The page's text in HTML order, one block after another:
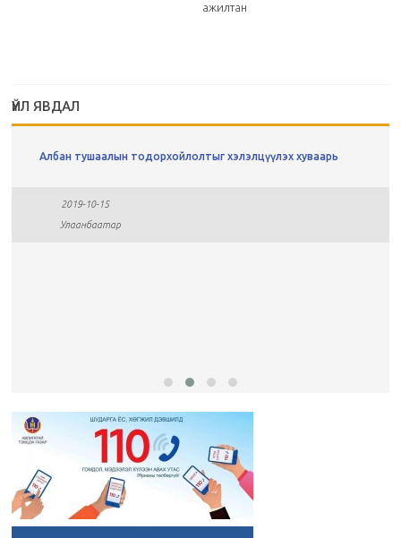
ажилтан
ҮЙЛ ЯВДАЛ
Албан тушаалын тодорхойлолтыг хэлэлцүүлэх хуваарь
2019-10-15
Улаанбаатар